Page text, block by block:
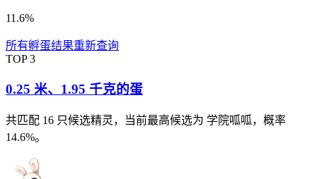
11.6%
所有孵蛋结果重新查询
TOP3
0.25 米、 1.95 千克的蛋
共匹配 16 只候选精灵 ，当前最高候选为 学院呱呱，概率
14.6%。